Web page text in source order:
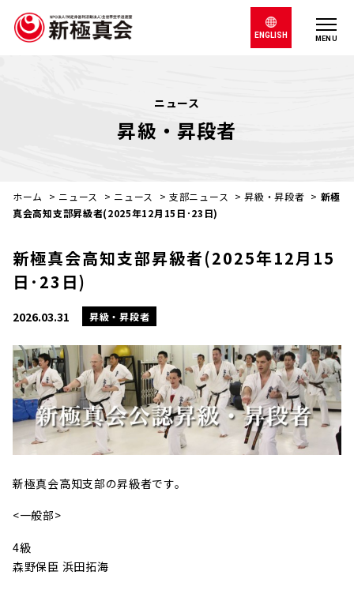
MENU
ENGLISH
ニュース
昇級・昇段者
ホーム > ニュース > ニュース >支部ニュース >昇級・昇段者 > 新極
真会高知支部昇級者(2025年12月15日･23日)
新極真会高知支部昇級者(2025年12月15
日･23日)
2026.03.31 昇級・昇段者
新極真会高知支部の昇級者です。
<一般部>
4級
森野保臣 浜田拓海